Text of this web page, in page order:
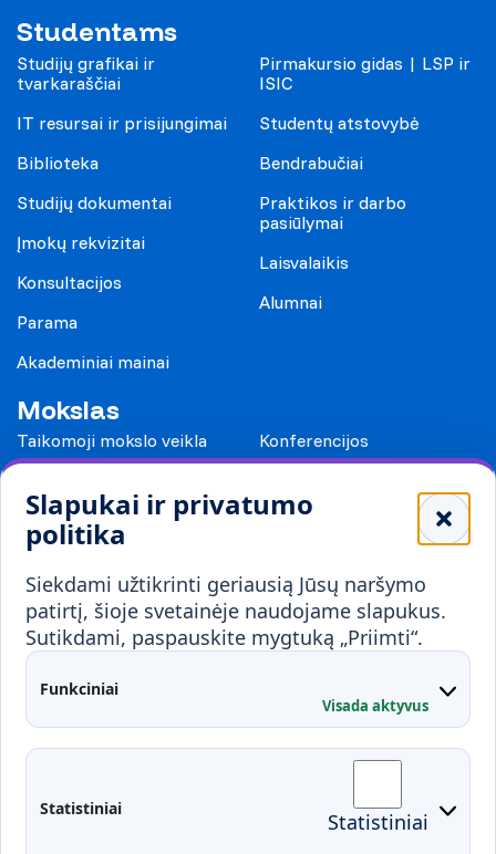
Slapukai ir privatumo
politika
Siekdami užtikrinti geriausią Jūsų naršymo
patirtį, šioje svetainėje naudojame slapukus.
Sutikdami, paspauskite mygtuką „Priimti“.
Funkciniai
Visada aktyvus
Statistiniai Statistiniai
Studentams
Studijų grafikai ir
tvarkaraščiai
IT resursai ir prisijungimai
Biblioteka
Studijų dokumentai
Įmokų rekvizitai
Konsultacijos
Parama
Akademiniai mainai
Pirmakursio gidas | LSP ir
ISIC
Studentų atstovybė
Bendrabučiai
Praktikos ir darbo
pasiūlymai
Laisvalaikis
Alumnai
Mokslas
Taikomoji mokslo veikla
Konferencijos
Mokykloms
Visuomenei ir verslui
Mokymai ir konsultavimas
Partnerystės
Karjera
Kontaktai
Administracija
Fakultetai
Studentų atstovybė